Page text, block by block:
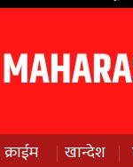
क्राईम खान्देश